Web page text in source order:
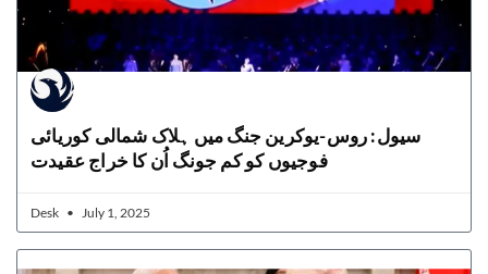
سیول: روس-یوکرین جنگ میں ہلاک شمالی کوریائی
فوجیوں کو کم جونگ اُن کا خراج عقیدت
Desk July 1, 2025